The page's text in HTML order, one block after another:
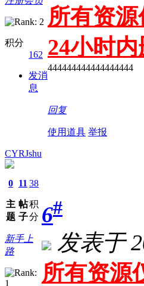
积分
162
发消
息
所有资
24小时
444444444444444444
回复
使用道具 举报
CYRJshu
0
主
题
11
帖
子
38
积
分
新手上
路
6#
发表于
所有资源